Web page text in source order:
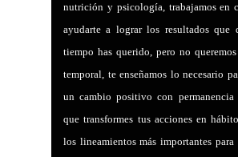
nutrición y psicología, trabajamos en
ayudarte a lograr los resultados que
tiempo has querido, pero no
temporal, te enseñamos lo necesario
un cambio positivo con
que transformes tus acciones en
los lineamientos más importantes